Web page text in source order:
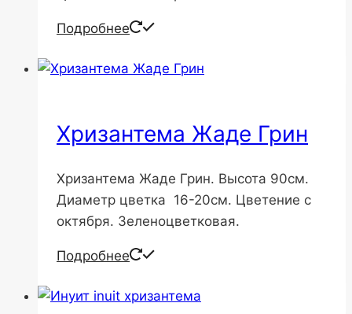
Подробнее
Хризантема Жаде Грин
Хризантема Жаде Грин. Высота 90см.
Диаметр цветка 16-20см. Цветение с
октября. Зеленоцветковая.
Подробнее